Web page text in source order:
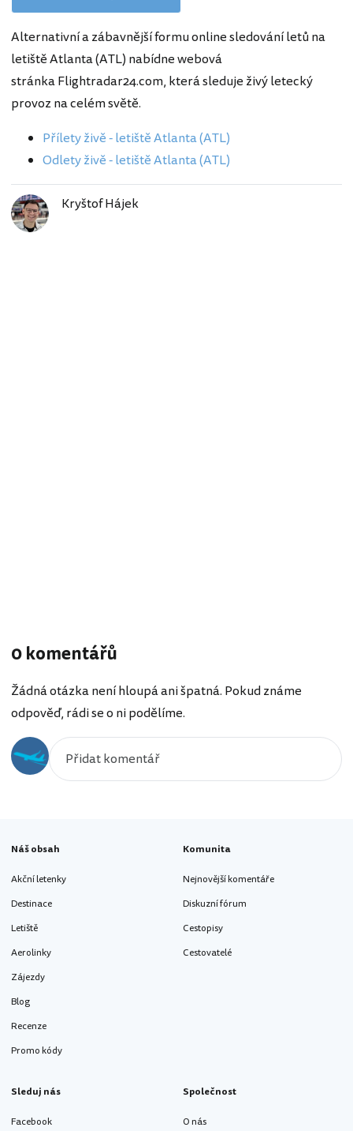
Alternativní a zábavnější formu online sledování letů na
letiště Atlanta (ATL) nabídne webová
stránka Flightradar24.com, která sleduje živý letecký
provoz na celém světě.
Přílety živě - letiště Atlanta (ATL)
Odlety živě - letiště Atlanta (ATL)
Kryštof Hájek
0 komentářů
Žádná otázka není hloupá ani špatná. Pokud známe
odpověď, rádi se o ni podělíme.
Náš obsah
Akční letenky
Destinace
Letiště
Aerolinky
Zájezdy
Blog
Recenze
Promo kódy
Komunita
Nejnovější komentáře
Diskuzní fórum
Cestopisy
Cestovatelé
Sleduj nás
Facebook
Společnost
O nás